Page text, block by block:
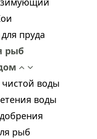
пруда
рыб
воды
воды
рыб